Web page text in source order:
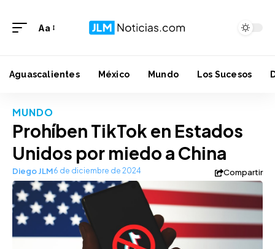
Aa
Aguascalientes México Mundo Los Sucesos
MUNDO
Prohíben TikTok en Estados
Unidos por miedo a China
Diego JLM6 de diciembre de 2024 Compartir